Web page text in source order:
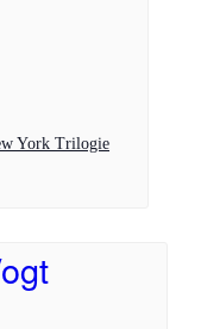
York Trilogie